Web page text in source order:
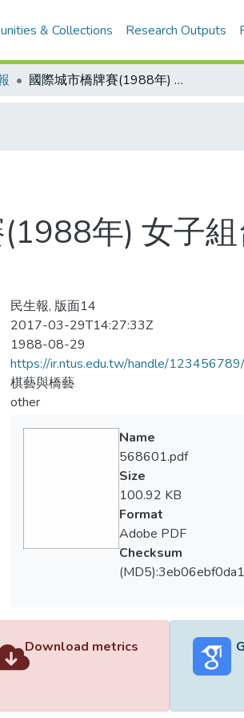
& Collections Research Outputs
國際城市橋牌賽(1988年) 女子組台港聯隊奪魁 男子公開賽 上海衛冕成功
年) 女子
民生報, 版面14
2017-03-29T14:27:33Z
1988-08-29
https://ir.ntus.edu.tw/handle/
棋藝與橋藝
other
Name
568601.pdf
Size
100.92 KB
Format
Adobe PDF
Checksum
Download metrics